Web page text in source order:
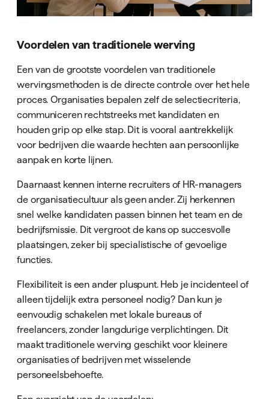
Voordelen van traditionele werving
Een van de grootste voordelen van traditionele
wervingsmethoden is de directe controle over het hele
proces. Organisaties bepalen zelf de selectiecriteria,
communiceren rechtstreeks met kandidaten en
houden grip op elke stap. Dit is vooral aantrekkelijk
voor bedrijven die waarde hechten aan persoonlijke
aanpak en korte lijnen.
Daarnaast kennen interne recruiters of HR-managers
de organisatiecultuur als geen ander. Zij herkennen
snel welke kandidaten passen binnen het team en de
bedrijfsmissie. Dit vergroot de kans op succesvolle
plaatsingen, zeker bij specialistische of gevoelige
functies.
Flexibiliteit is een ander pluspunt. Heb je incidenteel of
alleen tijdelijk extra personeel nodig? Dan kun je
eenvoudig schakelen met lokale bureaus of
freelancers, zonder langdurige verplichtingen. Dit
maakt traditionele werving geschikt voor kleinere
organisaties of bedrijven met wisselende
personeelsbehoefte.